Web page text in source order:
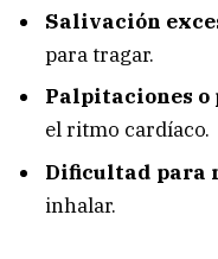
Salivación
para tragar.
Palpitaciones o
el ritmo cardíaco.
Dificultad para
inhalar.